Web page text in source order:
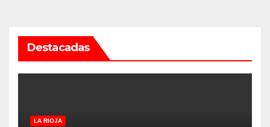
Destacadas
LA RIOJA